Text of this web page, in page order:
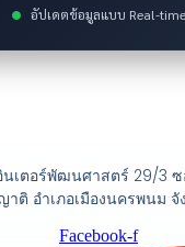
อัปเดตข้อมูลแบบ Real-time
นเตอร์พัฒนศาสตร์ 29/3
าติ อำเภอเมืองนครพนม
Facebook-f